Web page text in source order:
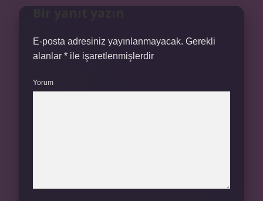
E-posta adresiniz yayınlanmayacak. Gerekli
alanlar * ile işaretlenmişlerdir
Yorum